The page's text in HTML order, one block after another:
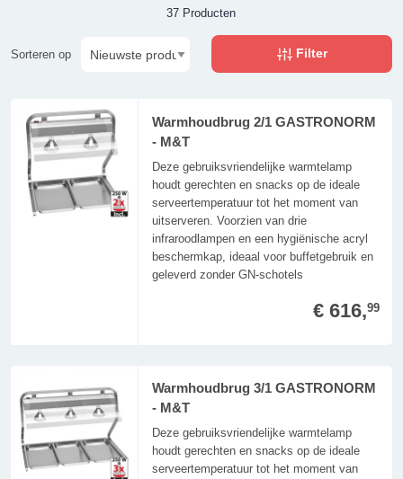
37 Producten
Sorteren op Filter
Warmhoudbrug 2/1 GASTRONORM
- M&T
Deze gebruiksvriendelijke warmtelamp
houdt gerechten en snacks op de ideale
serveertemperatuur tot het moment van
uitserveren. Voorzien van drie
infraroodlampen en een hygiënische acryl
beschermkap, ideaal voor buffetgebruik en
geleverd zonder GN-schotels
€ 616,99
Warmhoudbrug 3/1 GASTRONORM
- M&T
Deze gebruiksvriendelijke warmtelamp
houdt gerechten en snacks op de ideale
serveertemperatuur tot het moment van